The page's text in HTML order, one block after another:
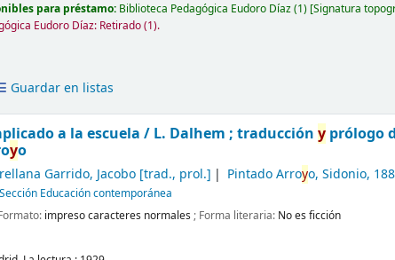
para préstamo: Biblioteca Pedagógica Eudoro Díaz(1) Signatura
Eudoro Díaz: Retirado(1).
Guardar en listas
a la escuela / L. Dalhem ; traduccióny prólogo
yo
Garrido, Jacobo [trad., prol.] Pintado Arroyo, Sidonio,
Educación contemporánea
impreso caracteres normales; Forma literaria: No es ficción